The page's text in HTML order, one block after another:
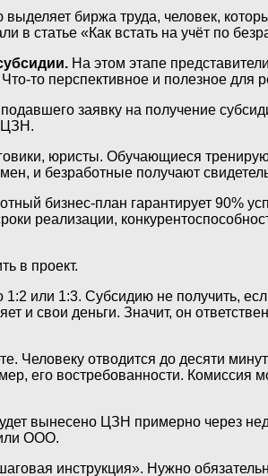
выделяет биржа труда, человек,
в статье «Как встать на учёт по
На этом этапе
то перспективное и полезное для
заявку на получение
ЦЗН.
юристы. Обучающиеся
и безработные получают
бизнес-план гарантирует 90%
реализации,
в проект.
или 1:3. Субсидию не получить,
и свои деньги. Значит, он
Человеку отводится до десяти
его востребованности. Комиссия
вынесено ЦЗН примерно через
ООО.
инструкция». Нужно